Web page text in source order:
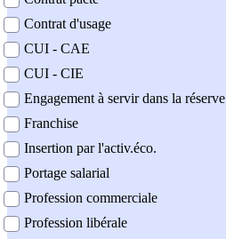
Contrat d'usage
CUI - CAE
CUI - CIE
Engagement à servir dans la réserve
Franchise
Insertion par l'activ.éco.
Portage salarial
Profession commerciale
Profession libérale